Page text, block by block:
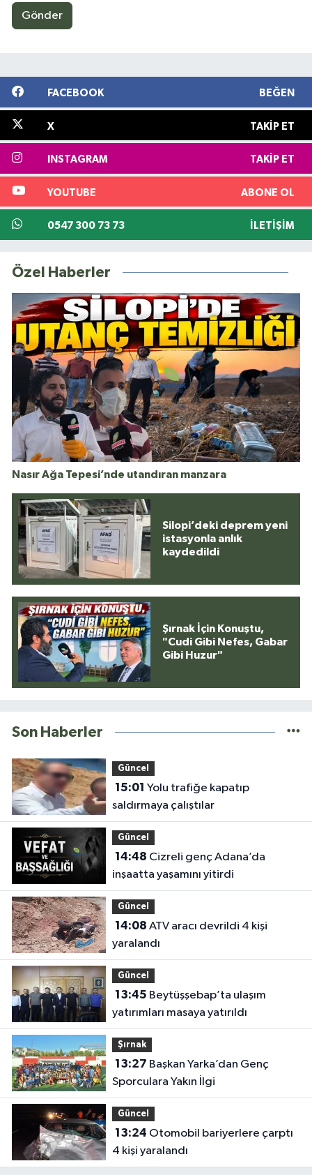
Gönder
FACEBOOK BEĞEN
X TAKIP ET
INSTAGRAM TAKIP ET
YOUTUBE ABONE OL
0547 300 73 73 İLETIŞIM
Özel Haberler
Nasır Ağa Tepesi’nde utandıran manzara
Silopi’deki deprem yeni
istasyonla anlık
kaydedildi
Şırnak İçin Konuştu,
"Cudi Gibi Nefes, Gabar
Gibi Huzur"
Son Haberler
Güncel
15:01
saldırmaya çalıştılar
Güncel
14:48
inşaatta yaşamını yitirdi
Güncel
14:08
yaralandı
Güncel
13:45
yatırımları masaya yatırıldı
Şırnak
13:27
Sporculara Yakın İlgi
Güncel
13:24
4 kişi yaralandı